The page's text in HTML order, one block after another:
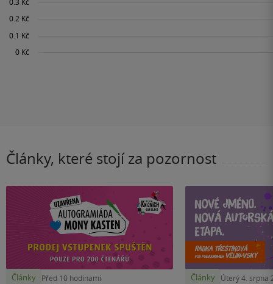
Články, které stojí za pozornost
Články Před 10 hodinami Články Úterý 4. srpna